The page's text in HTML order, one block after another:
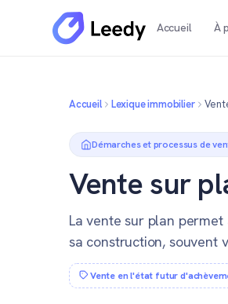
Accueil À
Accueil Lexique immobilier
Démarches et processus de
Vente sur
La vente sur plan
sa construction, souvent
Vente en l'état futur